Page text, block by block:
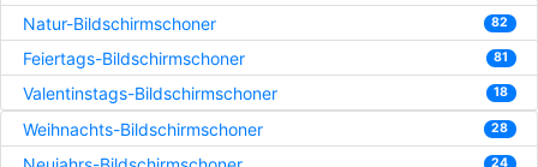
Natur-Bildschirmschoner 82
Feiertags-Bildschirmschoner 81
Valentinstags-Bildschirmschoner 18
Weihnachts-Bildschirmschoner 28
24